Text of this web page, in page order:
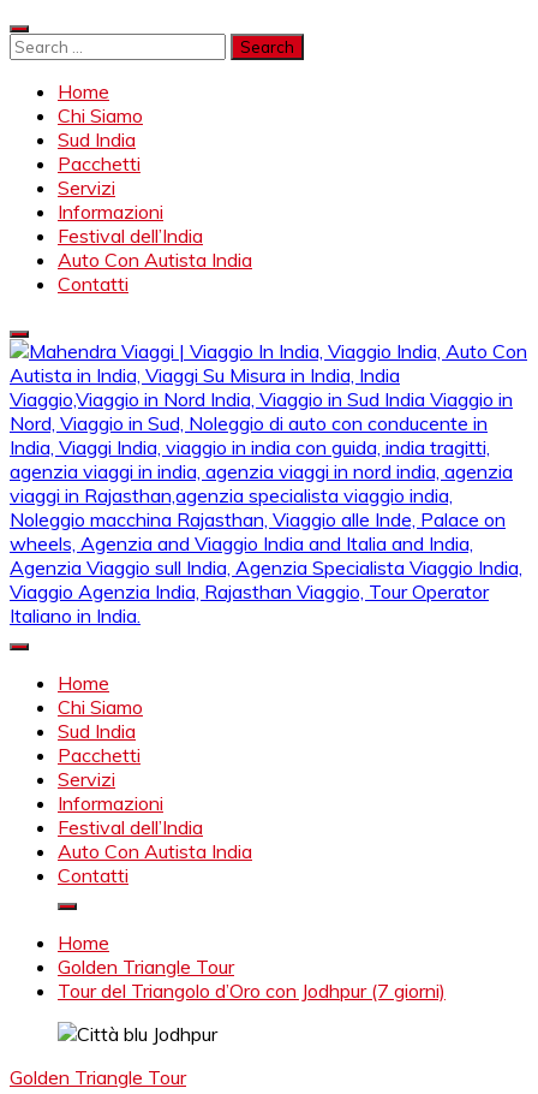
Skip
to
Search
Home
Chi Siamo
Sud India
Pacchetti
Servizi
Informazioni
Festival dell’India
Auto Con Autista India
Contatti
Autista in India, Viaggi Su Misura in India, India Viaggio,Viaggio
in Nord India, Viaggio in Sud India Viaggio in Nord, Viaggio in
Sud, Noleggio di auto con conducente in India, Viaggi India,
viaggio in india con guida, india tragitti, agenzia viaggi in india,
agenzia viaggi in nord india, agenzia viaggi in
Rajasthan,agenzia specialista viaggio india, Noleggio
macchina Rajasthan, Viaggio alle Inde, Palace on wheels,
Agenzia and Viaggio India and Italia and India, Agenzia
Viaggio sull India, Agenzia Specialista Viaggio India, Viaggio
Agenzia India, Rajasthan Viaggio, Tour Operator Italiano in
Home
Chi Siamo
Sud India
Pacchetti
Servizi
Informazioni
Festival dell’India
Auto Con Autista India
Contatti
Home
Golden Triangle Tour
Tour del Triangolo d’Oro con Jodhpur (7 giorni)
Golden Triangle Tour